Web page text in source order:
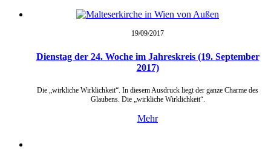
19/09/2017
Dienstag der 24. Woche im Jahreskreis (19. September
2017)
Die „wirkliche Wirklichkeit“. In diesem Ausdruck liegt der ganze Charme des
Glaubens. Die „wirkliche Wirklichkeit“.
Mehr